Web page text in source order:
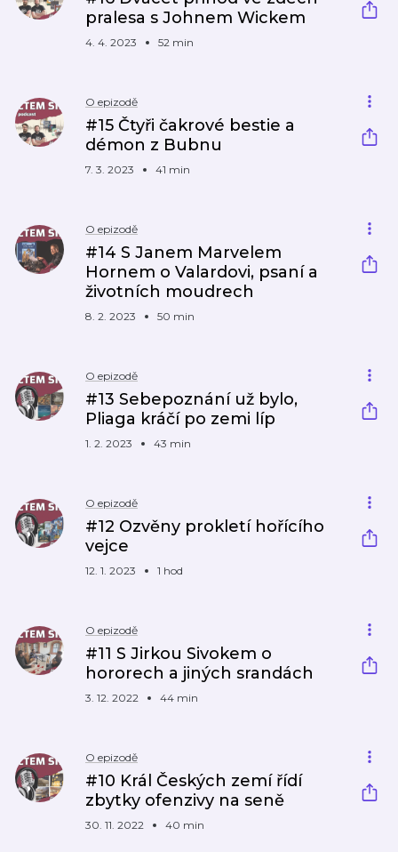
pralesa s Johnem Wickem
4. 4. 2023 52 min
O epizodě
#15 Čtyři čakrové bestie a
démon z Bubnu
7. 3. 2023 41 min
O epizodě
#14 S Janem Marvelem
Hornem o Valardovi, psaní a
životních moudrech
8. 2. 2023 50 min
O epizodě
#13 Sebepoznání už bylo,
Pliaga kráčí po zemi líp
1. 2. 2023 43 min
O epizodě
#12 Ozvěny prokletí hořícího
vejce
12. 1. 2023 1 hod
O epizodě
#11 S Jirkou Sivokem o
hororech a jiných srandách
3. 12. 2022 44 min
O epizodě
#10 Král Českých zemí řídí
zbytky ofenzivy na seně
30. 11. 2022 40 min